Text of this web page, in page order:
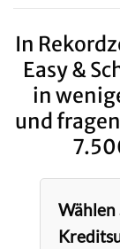
In
Easy &
in
und
Wählen